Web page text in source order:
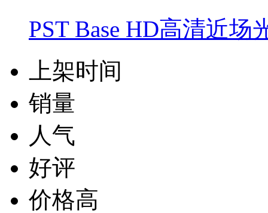
PST Base HD高清近场
上架时间
销量
人气
好评
价格高